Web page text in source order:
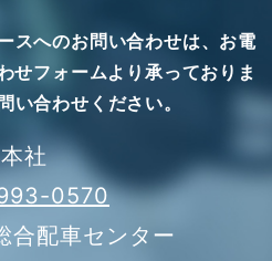
スへのお問い合わせは、 お電
せフォームより承っておりま
い合わせください。
本社
0570
合配車センター